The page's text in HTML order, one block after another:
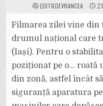
EDITIEDEVRANCEA
Filmarea zilei vine din
drumul național care
(Iași). Pentru o
poziționat pe o… roată
din zonă, astfel încât
siguranță aparatura